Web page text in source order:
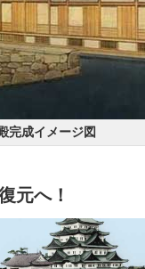
完成イメージ図
元へ！